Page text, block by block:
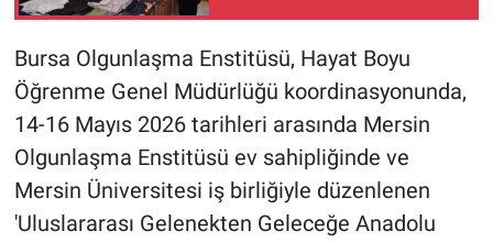
Bursa Olgunlaşma Enstitüsü, Hayat Boyu
Öğrenme Genel Müdürlüğü koordinasyonunda,
14-16 Mayıs 2026 tarihleri arasında Mersin
Olgunlaşma Enstitüsü ev sahipliğinde ve
Mersin Üniversitesi iş birliğiyle düzenlenen
'Uluslararası Gelenekten Geleceğe Anadolu